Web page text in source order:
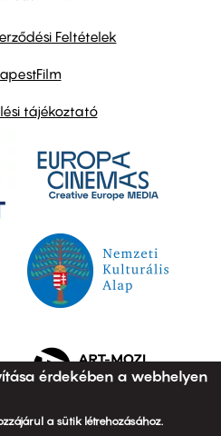
Feltételek
tájékoztató
érdekében a webhelyen
a sütik létrehozásához.